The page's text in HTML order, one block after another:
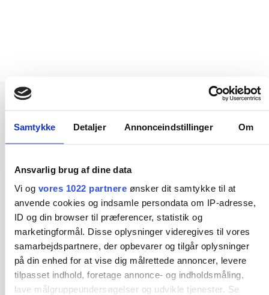
Samtykke Detaljer Annonceindstillinger Om
Ansvarlig brug af dine data
Vi og vores 1022 partnereønsker dit samtykke til at
anvende cookies og indsamle persondata om IP-adresse,
ID og din browser til præferencer, statistik og
marketingformål. Disse oplysninger videregives til vores
samarbejdspartnere, der opbevarer og tilgår oplysninger
på din enhed for at vise dig målrettede annoncer, levere
tilpasset indhold, foretage annonce- og indholdsmåling,
lave målgruppeundersøgelser og udvikle tjenester. Se
Dybdegående og original
journalistik siden 1994
Økonomisk Ugebrev har i mere end 25 år leveret indsigtsfuld
og dagsordensættende journalistik og analyser til læserne og
den brede offentlighed.
Vi tager ansvar for vores indhold og er tilmeldt: